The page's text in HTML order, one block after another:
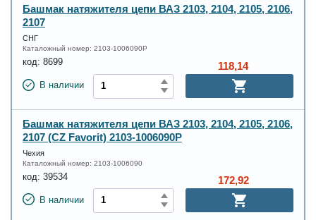
Башмак натяжителя цепи ВАЗ 2103, 2104, 2105, 2106,
2107
СНГ
Каталожный номер: 2103-1006090Р
код: 8699
В наличии
118,14
Башмак натяжителя цепи ВАЗ 2103, 2104, 2105, 2106,
2107 (CZ Favorit) 2103-1006090Р
Чехия
Каталожный номер: 2103-1006090
код: 39534
В наличии
172,92